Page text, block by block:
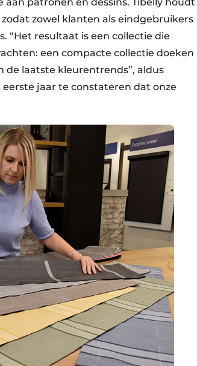
patronen en dessins. Tibelly houdt
zowel klanten als eindgebruikers
“Het resultaat is een collectie die
een compacte collectie doeken
de laatste kleurentrends”, aldus
jaar te constateren dat onze